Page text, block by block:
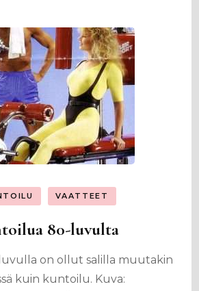
VAATTEET
80-luvulta
on ollut salilla muutakin
kuin kuntoilu. Kuva: